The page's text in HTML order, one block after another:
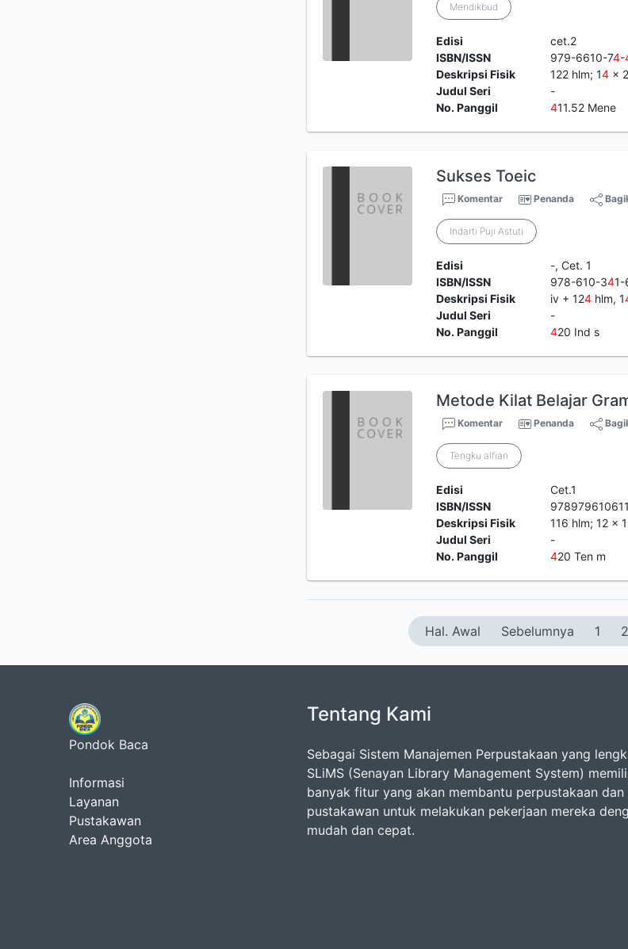
Mendikbud
Edisi
cet.2
ISBN/ISSN
979-6610-74-
Deskripsi Fisik
122 hlm; 14x
Judul Seri
-
No. Panggil
411.52 Mene
Sukses Toeic
Komentar Penanda
Indarti Puji Astuti
Edisi
-, Cet. 1
ISBN/ISSN
978-610-341-
Deskripsi Fisik
iv + 124hlm, 1
Judul Seri
-
No. Panggil
420 Ind s
Metode Kilat Belajar
Komentar Penanda
Tengku alfian
Edisi
Cet.1
ISBN/ISSN
Deskripsi Fisik
116 hlm; 12 x
Judul Seri
-
No. Panggil
420 Ten m
Hal. Awal Sebelumnya 1 2
Pondok Baca
Informasi
Layanan
Pustakawan
Area Anggota
Tentang Kami
Sebagai Sistem Manajemen Perpustakaan yang
SLiMS (Senayan Library Management System)
banyak fitur yang akan membantu perpustakaan dan
pustakawan untuk melakukan pekerjaan mereka
mudah dan cepat.